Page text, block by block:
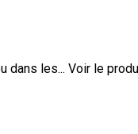
dans les... Voir le